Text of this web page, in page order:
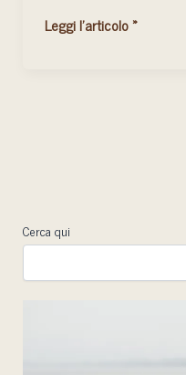
Leggi l'articolo »
Cerca qui